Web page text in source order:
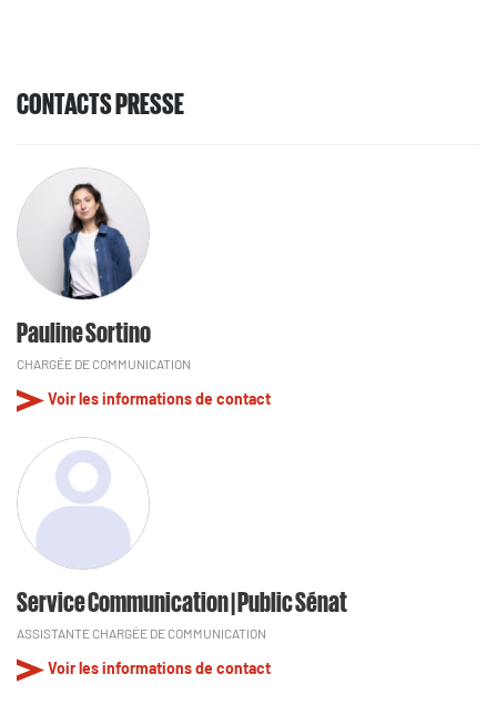
CONTACTS PRESSE
Pauline Sortino
CHARGÉE DE COMMUNICATION
Voir les informations de contact
Service Communication | Public Sénat
ASSISTANTE CHARGÉE DE COMMUNICATION
Voir les informations de contact